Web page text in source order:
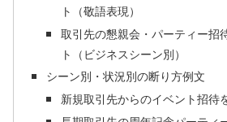
ト（敬語表現）
取引先の懇親会・パーティー招
ト（ビジネスシーン別）
シーン別・状況別の断り方例文
新規取引先からのイベント招待